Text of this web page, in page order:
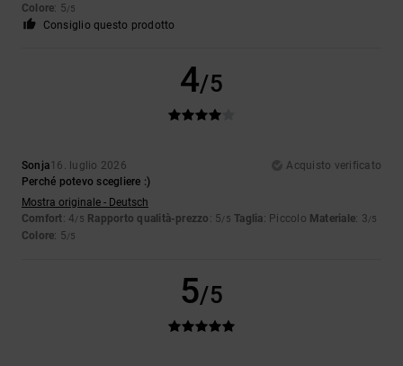
Colore: 5/5
Consiglio questo prodotto
4/5
Sonja16. luglio 2026
Acquisto verificato
Perché potevo scegliere :)
Mostra originale - Deutsch
Comfort: 4/5 Rapporto qualità-prezzo : 5/5 Taglia: Piccolo Materiale: 3/5
Colore: 5/5
5/5